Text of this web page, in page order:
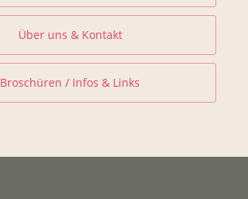
Über uns & Kontakt
Broschüren / Infos & Links